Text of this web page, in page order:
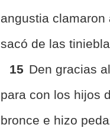
angustia clamaron
sacó de las
15 Den gracias
para con los hijos
bronce e hizo